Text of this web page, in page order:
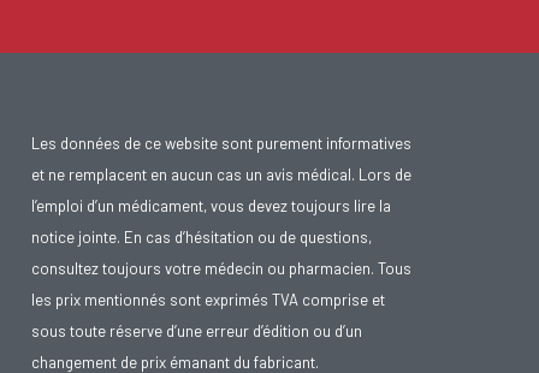
Les données de ce website sont purement informatives
et ne remplacent en aucun cas un avis médical. Lors de
l’emploi d’un médicament, vous devez toujours lire la
notice jointe. En cas d’hésitation ou de questions,
consultez toujours votre médecin ou pharmacien. Tous
les prix mentionnés sont exprimés TVA comprise et
sous toute réserve d’une erreur d’édition ou d’un
changement de prix émanant du fabricant.